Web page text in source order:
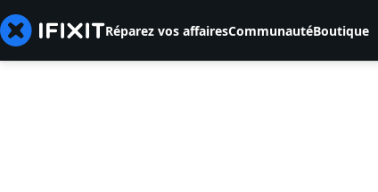
Réparez vos affairesCommunautéBoutique